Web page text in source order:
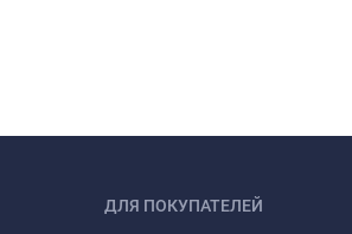
ДЛЯ ПОКУПАТЕЛЕЙ